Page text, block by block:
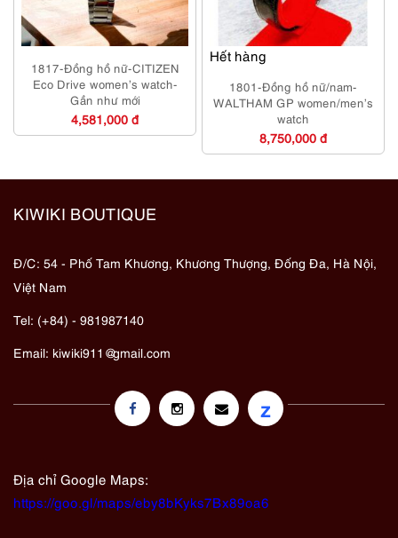
1817-Đồng hồ nữ-CITIZEN
Eco Drive women’s watch-
Gần như mới
4,581,000 đ
Hết hàng
1801-Đồng hồ nữ/nam-
WALTHAM GP women/men’s
watch
8,750,000 đ
KIWIKI BOUTIQUE
Đ/C: 54 - Phố Tam Khương, Khương Thượng, Đống Đa, Hà Nội,
Việt Nam
Tel: (+84) - 981987140
Email: kiwiki911@gmail.com
z
Địa chỉ Google Maps:
https://goo.gl/maps/eby8bKyks7Bx89oa6